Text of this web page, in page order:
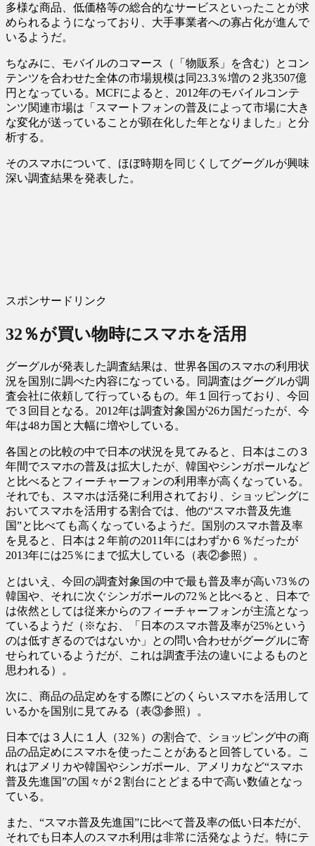
多様な商品、低価格等の総合的なサービスといったことが求
められるようになっており、大手事業者への寡占化が進んで
いるようだ。
ちなみに、モバイルのコマース（「物販系」を含む）とコン
テンツを合わせた全体の市場規模は同23.3％増の２兆3507億
円となっている。MCFによると、2012年のモバイルコンテ
ンツ関連市場は「スマートフォンの普及によって市場に大き
な変化が送っていることが顕在化した年となりました」と分
析する。
そのスマホについて、ほぼ時期を同じくしてグーグルが興味
深い調査結果を発表した。
スポンサードリンク
32％が買い物時にスマホを活用
グーグルが発表した調査結果は、世界各国のスマホの利用状
況を国別に調べた内容になっている。同調査はグーグルが調
査会社に依頼して行っているもの。年１回行っており、今回
で３回目となる。2012年は調査対象国が26カ国だったが、今
年は48カ国と大幅に増やしている。
各国との比較の中で日本の状況を見てみると、日本はこの３
年間でスマホの普及は拡大したが、韓国やシンガポールなど
と比べるとフィーチャーフォンの利用率が高くなっている。
それでも、スマホは活発に利用されており、ショッピングに
おいてスマホを活用する割合では、他の“スマホ普及先進
国”と比べても高くなっているようだ。国別のスマホ普及率
を見ると、日本は２年前の2011年にはわずか６％だったが
2013年には25％にまで拡大している（表②参照）。
とはいえ、今回の調査対象国の中で最も普及率が高い73％の
韓国や、それに次ぐシンガポールの72％と比べると、日本で
は依然としては従来からのフィーチャーフォンが主流となっ
ているようだ（※なお、「日本のスマホ普及率が25%という
のは低すぎるのではないか」との問い合わせがグーグルに寄
せられているようだが、これは調査手法の違いによるものと
思われる）。
次に、商品の品定めをする際にどのくらいスマホを活用して
いるかを国別に見てみる（表③参照）。
日本では３人に１人（32％）の割合で、ショッピング中の商
品の品定めにスマホを使ったことがあると回答している。こ
れはアメリカや韓国やシンガポール、アメリカなど“スマホ
普及先進国”の国々が２割台にとどまる中で高い数値となっ
ている。
また、“スマホ普及先進国”に比べて普及率の低い日本だが、
それでも日本人のスマホ利用は非常に活発なようだ。特にテ